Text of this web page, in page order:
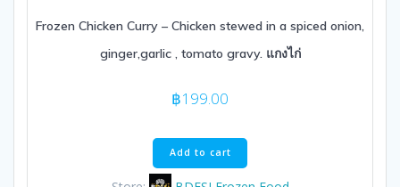
Frozen Chicken Curry – Chicken stewed in a spiced onion,
ginger,garlic , tomato gravy. แกงไก่
฿199.00
Add to cart